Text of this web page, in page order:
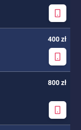
400 zł
800 zł